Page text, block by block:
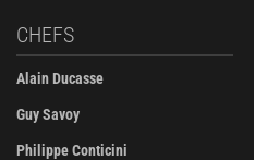
CHEFS
Alain Ducasse
Guy Savoy
Philippe Conticini